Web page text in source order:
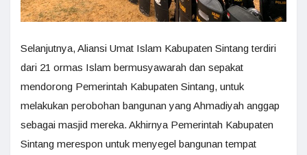
Selanjutnya, Aliansi Umat Islam Kabupaten Sintang terdiri
dari 21 ormas Islam bermusyawarah dan sepakat
mendorong Pemerintah Kabupaten Sintang, untuk
melakukan perobohan bangunan yang Ahmadiyah anggap
sebagai masjid mereka. Akhirnya Pemerintah Kabupaten
Sintang merespon untuk menyegel bangunan tempat